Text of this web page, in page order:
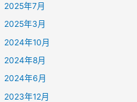
2025年7月
2025年3月
2024年10月
2024年8月
2024年6月
2023年12月